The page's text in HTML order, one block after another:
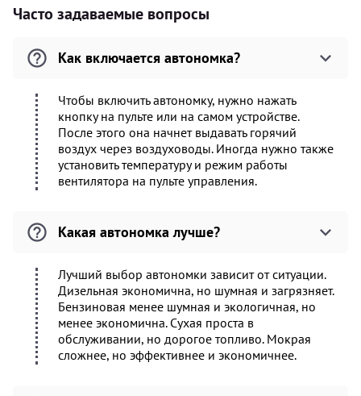
Часто задаваемые вопросы
Как включается автономка?
Чтобы включить автономку, нужно нажать
кнопку на пульте или на самом устройстве.
После этого она начнет выдавать горячий
воздух через воздуховоды. Иногда нужно также
установить температуру и режим работы
вентилятора на пульте управления.
Какая автономка лучше?
Лучший выбор автономки зависит от ситуации.
Дизельная экономична, но шумная и загрязняет.
Бензиновая менее шумная и экологичная, но
менее экономична. Сухая проста в
обслуживании, но дорогое топливо. Мокрая
сложнее, но эффективнее и экономичнее.